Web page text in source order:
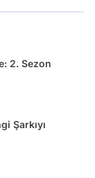
2. Sezon
Şarkıyı